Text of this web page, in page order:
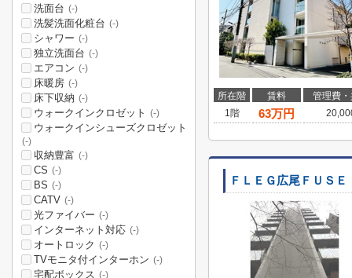
所在階 賃料
管理費
1階
63万円
ＦＬＥＧ広尾ＦＵＳＥ
洗面台 (-)
洗髪洗面化粧台 (-)
シャワー (-)
独立洗面台 (-)
エアコン (-)
床暖房 (-)
床下収納 (-)
ウォークインクロゼット (-)
ウォークインシューズクロゼット
(-)
収納豊富 (-)
CS (-)
BS (-)
CATV (-)
光ファイバー (-)
インターネット対応 (-)
オートロック (-)
TVモニタ付インターホン (-)
宅配ボックス (-)